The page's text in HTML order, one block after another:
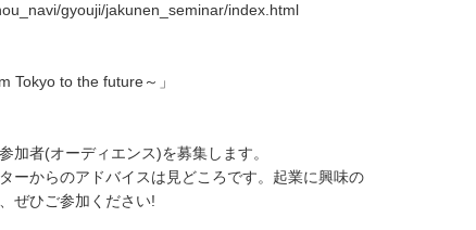
gyouji/jakunen_seminar/index.html
Tokyo to the future～」
加者(オーディエンス)を募集します。
ーからのアドバイスは見どころです。起業に興味の
ぜひご参加ください!